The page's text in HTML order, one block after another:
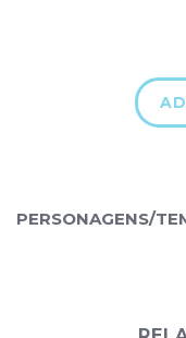
PERSONAGENS/